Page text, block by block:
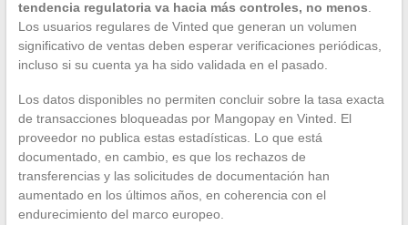
tendencia regulatoria va hacia más controles, no menos.
Los usuarios regulares de Vinted que generan un volumen
significativo de ventas deben esperar verificaciones periódicas,
incluso si su cuenta ya ha sido validada en el pasado.
Los datos disponibles no permiten concluir sobre la tasa exacta
de transacciones bloqueadas por Mangopay en Vinted. El
proveedor no publica estas estadísticas. Lo que está
documentado, en cambio, es que los rechazos de
transferencias y las solicitudes de documentación han
aumentado en los últimos años, en coherencia con el
endurecimiento del marco europeo.